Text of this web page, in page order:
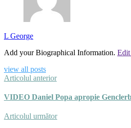
L George
Add your Biographical Information.
view all posts
Articolul anterior
VIDEO Daniel Popa apropie
Articolul următor